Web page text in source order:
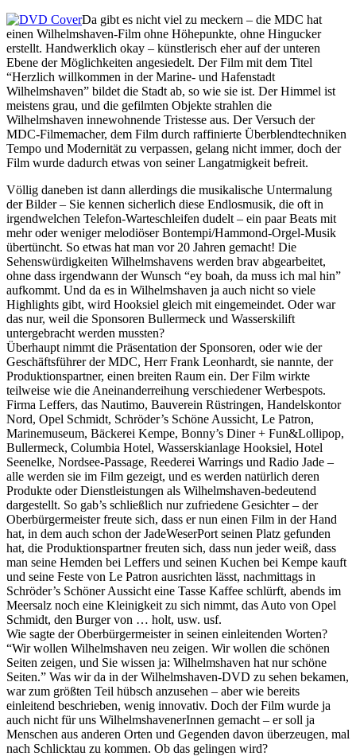
Da gibt es nicht viel zu meckern – die MDC hat
einen Wilhelmshaven-Film ohne Höhepunkte, ohne Hingucker
erstellt. Handwerklich okay – künstlerisch eher auf der unteren
Ebene der Möglichkeiten angesiedelt. Der Film mit dem Titel
“Herzlich willkommen in der Marine- und Hafenstadt
Wilhelmshaven” bildet die Stadt ab, so wie sie ist. Der Himmel ist
meis­tens grau, und die gefilmten Objekte strahlen die
Wilhelmshaven innewohnende Tristesse aus. Der Versuch der
MDC-Filmemacher, dem Film durch raffinierte Überblendtechniken
Tempo und Modernität zu verpassen, gelang nicht immer, doch der
Film wurde dadurch etwas von seiner Langatmigkeit befreit.
Völlig daneben ist dann allerdings die musikalische Untermalung
der Bilder – Sie kennen sicherlich diese Endlosmusik, die oft in
irgendwelchen Telefon-Warteschleifen dudelt – ein paar Beats mit
mehr oder weniger melodiöser Bontempi/Hammond-Orgel-Musik
übertüncht. So etwas hat man vor 20 Jahren gemacht! Die
Sehenswürdigkeiten Wilhelmshavens werden brav abgearbeitet,
ohne dass irgendwann der Wunsch “ey boah, da muss ich mal hin”
aufkommt. Und da es in Wilhelmshaven ja auch nicht so viele
Highlights gibt, wird Hooksiel gleich mit eingemeindet. Oder war
das nur, weil die Sponsoren Bullermeck und Wasserskilift
untergebracht werden mussten?
Überhaupt nimmt die Präsentation der Sponsoren, oder wie der
Geschäftsführer der MDC, Herr Frank Leonhardt, sie nannte, der
Produktionspartner, einen breiten Raum ein. Der Film wirkte
teilweise wie die Aneinanderreihung verschiedener Werbespots.
Firma Leffers, das Nautimo, Bauverein Rüstringen, Handelskontor
Nord, Opel Schmidt, Schröder’s Schöne Aussicht, Le Patron,
Marinemuseum, Bäckerei Kempe, Bonny’s Diner + Fun&Lollipop,
Bullermeck, Columbia Hotel, Wasserskianlage Hooksiel, Hotel
Seenelke, Nordsee-Passage, Reederei Warrings und Radio Jade –
alle werden sie im Film gezeigt, und es werden natürlich deren
Produkte oder Dienstleistungen als Wilhelmshaven-bedeutend
dargestellt. So gab’s schließlich nur zufriedene Gesichter – der
Oberbürgermeister freute sich, dass er nun einen Film in der Hand
hat, in dem auch schon der JadeWeserPort seinen Platz gefunden
hat, die Produktionspartner freuten sich, dass nun jeder weiß, dass
man seine Hemden bei Leffers und seinen Kuchen bei Kempe kauft
und seine Feste von Le Patron ausrichten lässt, nachmittags in
Schröder’s Schöner Aussicht eine Tasse Kaffee schlürft, abends im
Meersalz noch eine Kleinigkeit zu sich nimmt, das Auto von Opel
Schmidt, den Burger von … holt, usw. usf.
Wie sagte der Oberbürgermeister in seinen einleitenden Worten?
“Wir wollen Wilhelmshaven neu zeigen. Wir wollen die schönen
Seiten zeigen, und Sie wissen ja: Wilhelmshaven hat nur schöne
Seiten.” Was wir da in der Wilhelmshaven-DVD zu sehen bekamen,
war zum größten Teil hübsch anzusehen – aber wie bereits
einleitend beschrieben, wenig innovativ. Doch der Film wurde ja
auch nicht für uns WilhelmshavenerInnen gemacht – er soll ja
Menschen aus anderen Orten und Gegenden davon überzeugen, mal
nach Schlicktau zu kommen. Ob das gelingen wird?